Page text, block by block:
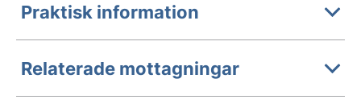
Praktisk information
Relaterade mottagningar